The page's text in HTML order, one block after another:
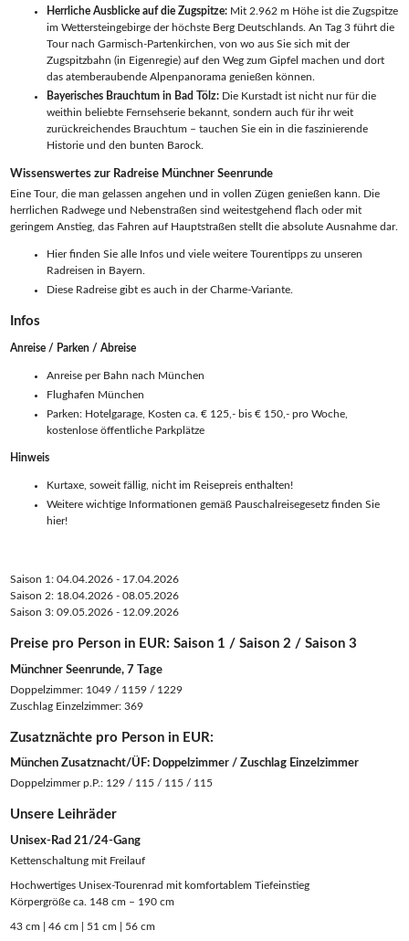
Herrliche Ausblicke auf die Zugspitze: Mit 2.962 m Höhe ist die Zugspitze
im Wettersteingebirge der höchste Berg Deutschlands. An Tag 3 führt die
Tour nach Garmisch-Partenkirchen, von wo aus Sie sich mit der
Zugspitzbahn (in Eigenregie) auf den Weg zum Gipfel machen und dort
das atemberaubende Alpenpanorama genießen können.
Bayerisches Brauchtum in Bad Tölz: Die Kurstadt ist nicht nur für die
weithin beliebte Fernsehserie bekannt, sondern auch für ihr weit
zurückreichendes Brauchtum – tauchen Sie ein in die faszinierende
Historie und den bunten Barock.
Wissenswertes zur Radreise Münchner Seenrunde
Eine Tour, die man gelassen angehen und in vollen Zügen genießen kann. Die
herrlichen Radwege und Nebenstraßen sind weitestgehend flach oder mit
geringem Anstieg, das Fahren auf Hauptstraßen stellt die absolute Ausnahme dar.
Hier finden Sie alle Infos und viele weitere Tourentipps zu unseren
Radreisen in Bayern.
Diese Radreise gibt es auch in der Charme-Variante.
Infos
Anreise / Parken / Abreise
Anreise per Bahn nach München
Flughafen München
Parken: Hotelgarage, Kosten ca. € 125,- bis € 150,- pro Woche,
kostenlose öffentliche Parkplätze
Hinweis
Kurtaxe, soweit fällig, nicht im Reisepreis enthalten!
Weitere wichtige Informationen gemäß Pauschalreisegesetz finden Sie
hier!
Saison 1: 04.04.2026 - 17.04.2026
Saison 2: 18.04.2026 - 08.05.2026
Saison 3: 09.05.2026 - 12.09.2026
Preise pro Person in EUR: Saison 1 / Saison 2 / Saison 3
Münchner Seenrunde, 7 Tage
Doppelzimmer: 1049 / 1159 / 1229
Zuschlag Einzelzimmer: 369
Zusatznächte pro Person in EUR:
München Zusatznacht/ÜF: Doppelzimmer / Zuschlag Einzelzimmer
Doppelzimmer p.P.: 129 / 115 / 115 / 115
Unsere Leihräder
Unisex-Rad 21/24-Gang
Kettenschaltung mit Freilauf
Hochwertiges Unisex-Tourenrad mit komfortablem Tiefeinstieg
Körpergröße ca. 148 cm – 190 cm
43 cm | 46 cm | 51 cm | 56 cm